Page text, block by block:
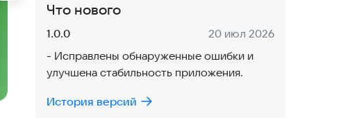
Что нового
Версия:
1.0.0 Дата:
20 июл 2026
- Исправлены обнаруженные ошибки и
улучшена стабильность приложения.
История версий